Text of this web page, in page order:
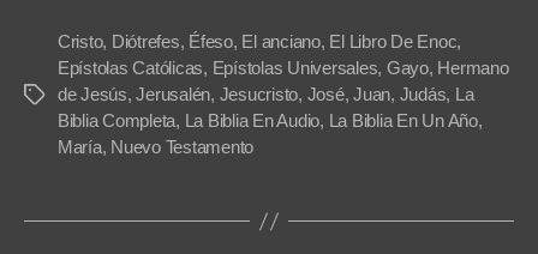
y
Tags
Cristo, Diótrefes, Éfeso, El anciano, El Libro De Enoc,
Epístolas Católicas, Epístolas Universales, Gayo, Hermano
de Jesús,Jerusalén, Jesucristo, José,Juan, Judás, La
Biblia Completa, La Biblia En Audio, La Biblia En Un Año,
María, Nuevo Testamento